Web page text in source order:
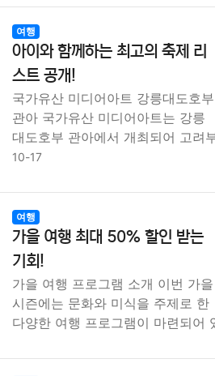
여행
아이와 함께하는 최고의 축제 리
스트 공개!
국가유산 미디어아트 강릉대도호부
관아 국가유산 미디어아트는 강릉
대도호부 관아에서 개최되어 고려
10-17
여행
가을 여행 최대 50% 할인 받는
기회!
가을 여행 프로그램 소개 이번 가을
시즌에는 문화와 미식을 주제로 한
다양한 여행 프로그램이 마련되어